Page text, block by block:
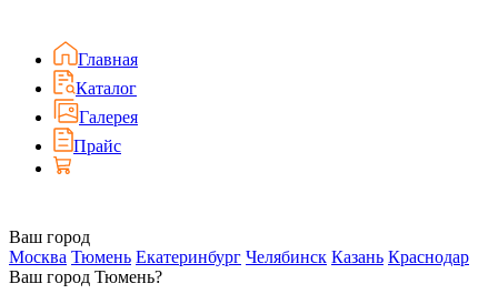
Главная
Каталог
Галерея
Прайс
Ваш город
Москва Тюмень Екатеринбург Челябинск Казань Краснодар
Ваш город Тюмень?